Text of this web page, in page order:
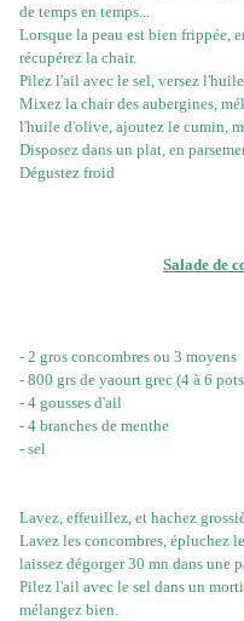
de temps en temps...
Lorsque la peau est bien frippée,
récupérez la chair.
Pilez l'ail avec le sel, versez
Mixez la chair des aubergines,
l'huile d'olive, ajoutez le cumin,
Disposez dans un plat, en
Dégustez froid
Salade de
- 2 gros concombres ou 3 moyens
- 800 grs de yaourt grec (4 à 6
- 4 gousses d'ail
- 4 branches de menthe
- sel
Lavez, effeuillez, et hachez
Lavez les concombres, épluchez
laissez dégorger 30 mn dans une
Pilez l'ail avec le sel dans un
mélangez bien.